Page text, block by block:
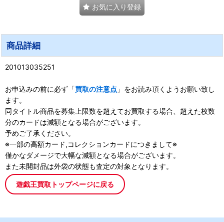
お気に入り登録
商品詳細
201013035251
お申込みの前に必ず「買取の注意点 」をお読み頂くようお願い致し
ます。
同タイトル商品を募集上限数を超えてお買取する場合、超えた枚数
分のカードは減額となる場合がございます。
予めご了承ください。
※一部の高額カード,コレクションカードにつきまして※
僅かなダメージで大幅な減額となる場合がございます。
また未開封品は外袋の状態も査定の対象となります。
遊戯王買取トップページに戻る